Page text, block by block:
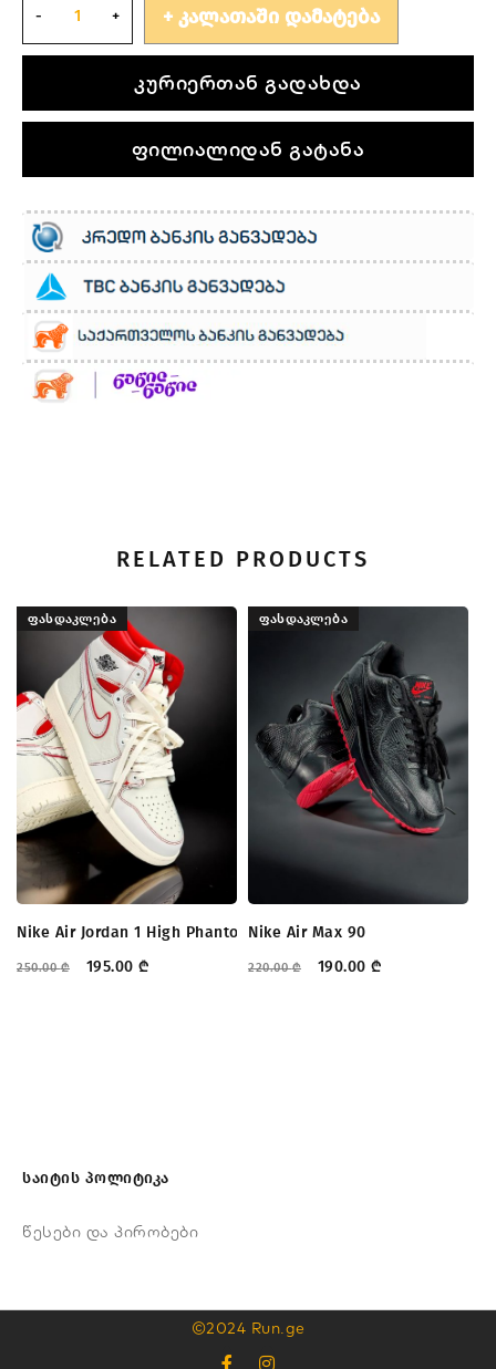
ᲙᲐᲚᲐᲗᲐᲨᲘ ᲓᲐᲛᲐᲢᲔᲑᲐ
კურიერთან გადახდა
ფილიალიდან გატანა
RELATED PRODUCTS
ᲤᲐᲡᲓᲐᲙᲚᲔᲑᲐ
Nike Air Jordan 1 High Phantom
250.00₾ 195.00 ₾
ᲤᲐᲡᲓᲐᲙᲚᲔᲑᲐ
Nike Air Max 90
220.00₾ 190.00 ₾
საიტის პოლიტიკა
წესები და პირობები
©2024 Run.ge